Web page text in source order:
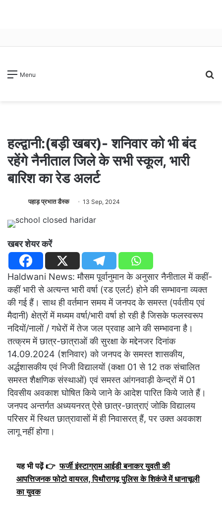
Menu
हल्द्वानी:(बड़ी खबर)- शनिवार को भी बंद
रहेंगे नैनीताल जिले के सभी स्कूल, भारी
बारिश का रेड अलर्ट
पहाड़ प्रभात डैस्क 13 Sep, 2024
खबर शेयर करें
Haldwani News: मौसम पूर्वानुमान के अनुसार नैनीताल में कहीं-
कहीं भारी से अत्यन्त भारी वर्षा (रड एलर्ट) होने की सम्भावना व्यक्त
की गई हैं। साथ ही वर्तमान समय में जनपद के समस्त (पर्वतीय एवं
मैदानी) क्षेत्रों में मध्यम वर्षा/भारी वर्षा हो रही है जिसके फलस्वरूप
नदियों/नालों / गधेरों में तेज जल प्रवाह आने की सम्भावना है।
तत्क्रम में छात्र-छात्राओं की सुरक्षा के मद्देनजर दिनांक
14.09.2024 (शनिवार) को जनपद के समस्त शासकीय,
अर्द्धशासकीय एवं निजी विद्यालयों (कक्षा 01 से 12 तक संचालित
समस्त शैक्षणिक संस्थाओं) एवं समस्त आंगनवाड़ी केन्द्रों में 01
दिवसीय अवकाश घोषित किये जाने के आदेश पारित किये जाते हैं।
जनपद अन्तर्गत अध्ययनरत् ऐसे छात्र-छात्राएं जोकि विद्यालय
परिसर में स्थित छात्रावासों में ही निवासरत् हैं, पर उक्त अवकाश
लागू नहीं होगा।
यह भी पढ़ें 👉 फर्जी इंस्टाग्राम आईडी बनाकर युवती की
आपत्तिजनक फोटो वायरल, पिथौरागढ़ पुलिस के शिकंजे में धानाचूली
का युवक